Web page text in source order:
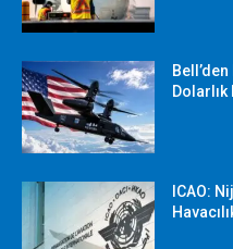
ICAO: